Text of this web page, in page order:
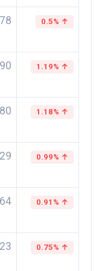
0.5% ↑
1.19% ↑
1.18% ↑
0.99% ↑
0.91% ↑
0.75% ↑